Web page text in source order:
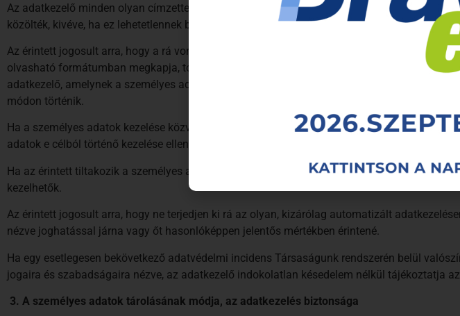
Az adatkezelő minden olyan címzettet tájékoztat valamennyi helyesbítésről, törlésről vagy
közölték, kivéve, ha ez lehetetlennek bizonyul, vagy aránytalanul nagy erőfeszítést igényel.
Az érintett jogosult arra, hogy a rá vonatkozó, általa egy adatkezelő rendelkezésére
olvasható formátumban megkapja, továbbá jogosult arra, hogy ezeket az adatokat egy
adatkezelő, amelynek a személyes adatokat a rendelkezésére bocsátotta, ha az
módon történik.
Ha a személyes adatok kezelése közvetlen üzletszerzés érdekében történik, az érintett
adatok e célból történő kezelése ellen, ideértve a profilalkotást is, amennyiben az a közvetlen
Ha az érintett tiltakozik a személyes adatok közvetlen üzletszerzés érdekében történő
kezelhetők.
Az érintett jogosult arra, hogy ne terjedjen ki rá az olyan, kizárólag automatizált
nézve joghatással járna vagy őt hasonlóképpen jelentős mértékben érintené.
Ha egy esetlegesen bekövetkező adatvédelmi incidens Társaságunk rendszerén belül
jogaira és szabadságaira nézve, az adatkezelő indokolatlan késedelem nélkül tájékoztatja
3. A személyes adatok tárolásának módja, az adatkezelés biztonsága